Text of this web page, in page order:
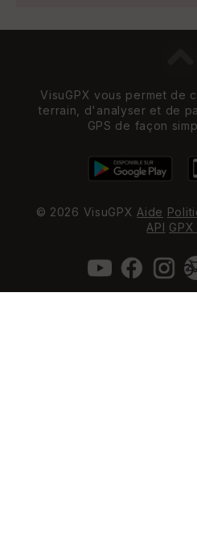
VisuGPX vous permet de
terrain, d'analyser et de
GPS de façon
© 2026 VisuGPX Aide
API GPX